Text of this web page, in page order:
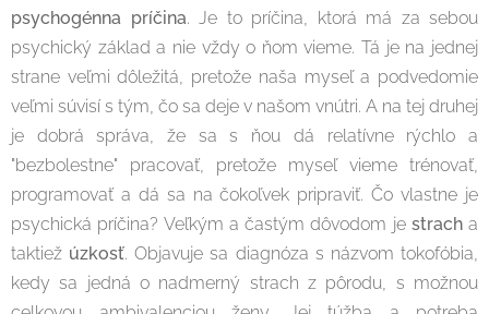
psychogénna príčina. Je to príčina, ktorá má za sebou
psychický základ a nie vždy o ňom vieme. Tá je na jednej
strane veľmi dôležitá, pretože naša myseľ a podvedomie
veľmi súvisí s tým, čo sa deje v našom vnútri. A na tej druhej
je dobrá správa, že sa s ňou dá relatívne rýchlo a
"bezbolestne" pracovať, pretože myseľ vieme trénovať,
programovať a dá sa na čokoľvek pripraviť. Čo vlastne je
psychická príčina? Veľkým a častým dôvodom je stracha
taktiež úzkosť. Objavuje sa diagnóza s názvom tokofóbia,
kedy sa jedná o nadmerný strach z pôrodu, s možnou